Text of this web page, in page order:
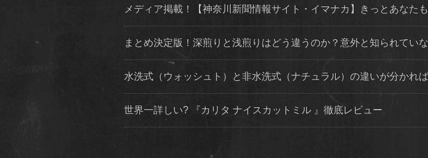
メディア掲載！【神奈川新聞情報サイト・イマナカ】きっとあなた
まとめ決定版！深煎りと浅煎りはどう違うのか？意外と知られていな
水洗式（ウォッシュト）と非水洗式（ナチュラル）の違いが分かれ
世界一詳しい? 『カリタ ナイスカットミル 』徹底レビュー